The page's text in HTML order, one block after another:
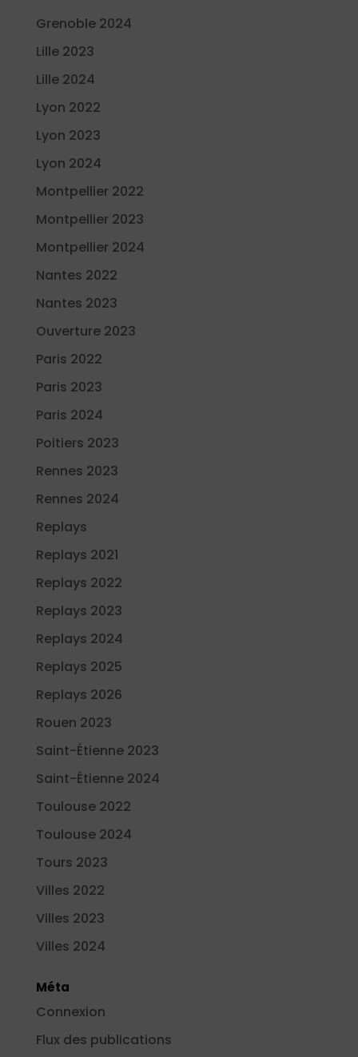
Grenoble 2024
Lille 2023
Lille 2024
Lyon 2022
Lyon 2023
Lyon 2024
Montpellier 2022
Montpellier 2023
Montpellier 2024
Nantes 2022
Nantes 2023
Ouverture 2023
Paris 2022
Paris 2023
Paris 2024
Poitiers 2023
Rennes 2023
Rennes 2024
Replays
Replays 2021
Replays 2022
Replays 2023
Replays 2024
Replays 2025
Replays 2026
Rouen 2023
Saint-Étienne 2023
Saint-Étienne 2024
Toulouse 2022
Toulouse 2024
Tours 2023
Villes 2022
Villes 2023
Villes 2024
Méta
Connexion
Flux des publications